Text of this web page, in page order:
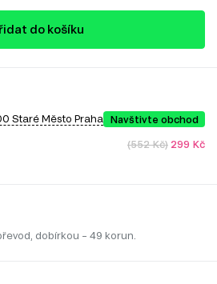
do košíku
Staré Město Praha Navštivte obchod
(552 Kč) 299 Kč
dobírkou – 49 korun.